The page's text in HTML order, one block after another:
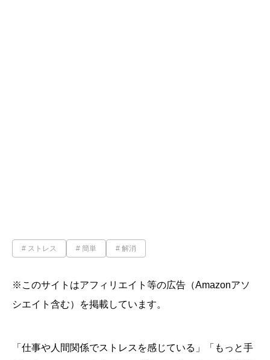
ストレス 簡単 解消
※このサイトはアフィリエイト等の広告（Amazonアソ
シエイト含む）を掲載しています。
「仕事や人間関係でストレスを感じている」「もっと手